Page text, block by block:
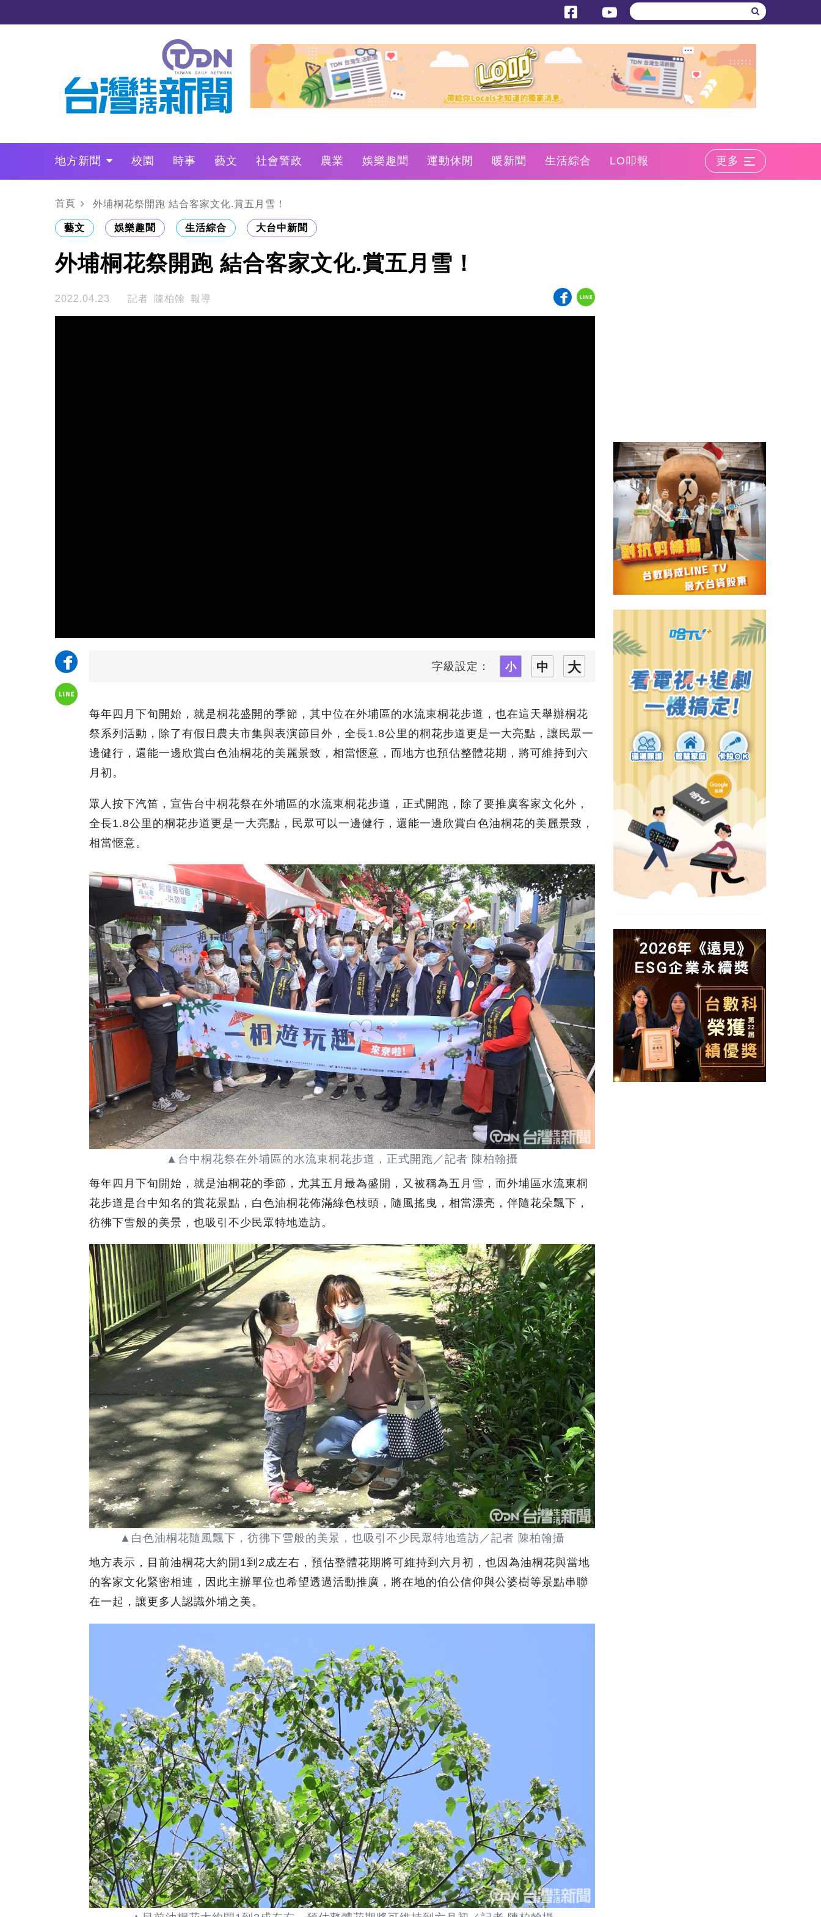
地方新聞 校園 時事 藝文 社會警政 農業 娛樂趣聞 運動休閒 暖新聞 生活綜合
LO叩報
政治
財經 LO叩敲敲門
更多
首頁 外埔桐花祭開跑 結合客家文化.賞五月雪！
藝文 娛樂趣聞 生活綜合 大台中新聞
外埔桐花祭開跑 結合客家文化.賞五月雪！
2022.04.23 記者 陳柏翰 報導
字級設定：
每年四月下旬開始，就是桐花盛開的季節，其中位在外埔區的水流東桐花步道，也在這天舉辦桐花
祭系列活動，除了有假日農夫市集與表演節目外，全長1.8公里的桐花步道更是一大亮點，讓民眾一
邊健行，還能一邊欣賞白色油桐花的美麗景致，相當愜意，而地方也預估整體花期，將可維持到六
月初。
眾人按下汽笛，宣告台中桐花祭在外埔區的水流東桐花步道，正式開跑，除了要推廣客家文化外，
全長1.8公里的桐花步道更是一大亮點，民眾可以一邊健行，還能一邊欣賞白色油桐花的美麗景致，
相當愜意。
▲台中桐花祭在外埔區的水流東桐花步道，正式開跑／記者 陳柏翰攝
每年四月下旬開始，就是油桐花的季節，尤其五月最為盛開，又被稱為五月雪，而外埔區水流東桐
花步道是台中知名的賞花景點，白色油桐花佈滿綠色枝頭，隨風搖曳，相當漂亮，伴隨花朵飄下，
彷彿下雪般的美景，也吸引不少民眾特地造訪。
▲白色油桐花隨風飄下，彷彿下雪般的美景，也吸引不少民眾特地造訪／記者 陳柏翰攝
地方表示，目前油桐花大約開1到2成左右，預估整體花期將可維持到六月初，也因為油桐花與當地
的客家文化緊密相連，因此主辦單位也希望透過活動推廣，將在地的伯公信仰與公婆樹等景點串聯
在一起，讓更多人認識外埔之美。